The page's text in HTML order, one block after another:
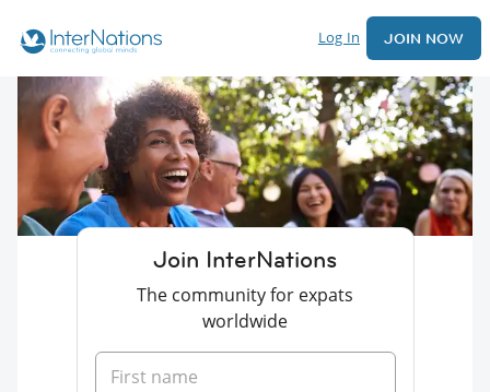
Log In JOIN NOW
Join InterNations
The community for expats
worldwide